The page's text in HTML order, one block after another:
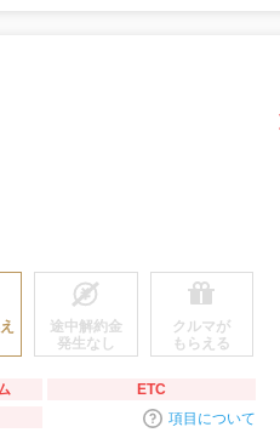
途中解約金
発生なし
クルマが
もらえる
ETC
項目について